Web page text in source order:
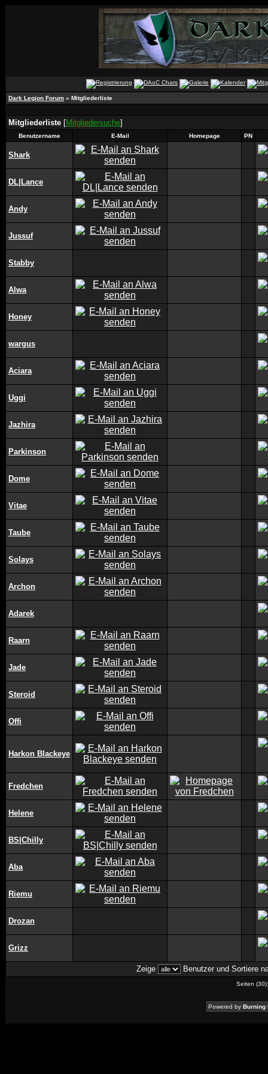
Dark Legion Forum » Mitgliederliste
Mitgliederliste [Mitgliedersuche]
Benutzername E-Mail Homepage PN
Shark
DL|Lance
Andy
Jussuf
Stabby
Alwa
Honey
wargus
Aciara
Uggi
Jazhira
Parkinson
Dome
Vitae
Taube
Solays
Archon
Adarek
Raarn
Jade
Steroid
Offi
Harkon Blackeye
Fredchen
Helene
BS|Chilly
Aba
Riemu
Drozan
Grizz
Zeige Benutzer und Sortiere
Seiten
Powered by Burning